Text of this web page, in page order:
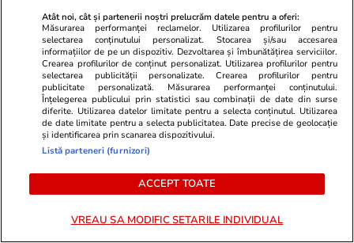
Știri România 02 aug.
Procurorul CSM Claudiu Sandu,
reacție dură după ce procesul
lui Robert Negoiță, cu prejudiciu
de 100 de milioane de euro, se
Atât noi, cât și partenerii noștri prelucrăm datele pentru a oferi:
Măsurarea performanței reclamelor. Utilizarea profilurilor pentru
selectarea conținutului personalizat. Stocarea și/sau accesarea
informațiilor de pe un dispozitiv. Dezvoltarea și îmbunătățirea serviciilor.
Crearea profilurilor de conținut personalizat. Utilizarea profilurilor pentru
selectarea publicității personalizate. Crearea profilurilor pentru
publicitate personalizată. Măsurarea performanței conținutului.
Înțelegerea publicului prin statistici sau combinații de date din surse
diferite. Utilizarea datelor limitate pentru a selecta conținutul. Utilizarea
de date limitate pentru a selecta publicitatea. Date precise de geolocație
și identificarea prin scanarea dispozitivului.
Listă parteneri (furnizori)
ACCEPT TOATE
VREAU SA MODIFIC SETARILE INDIVIDUAL